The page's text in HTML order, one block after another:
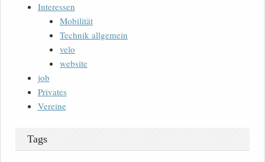
Interessen
Mobilität
Technik allgemein
velo
website
job
Privates
Vereine
Tags